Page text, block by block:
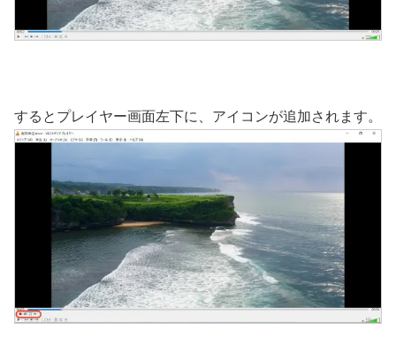
するとプレイヤー画面左下に、アイコンが追加されます。